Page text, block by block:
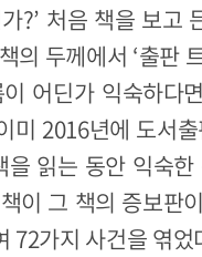
?’ 처음 책을 보
의 두께에서 ‘출판
어딘가 익숙하다
미 2016년에 도서
읽는 동안 익숙
이 그 책의 증보판
72가지 사건을 엮었